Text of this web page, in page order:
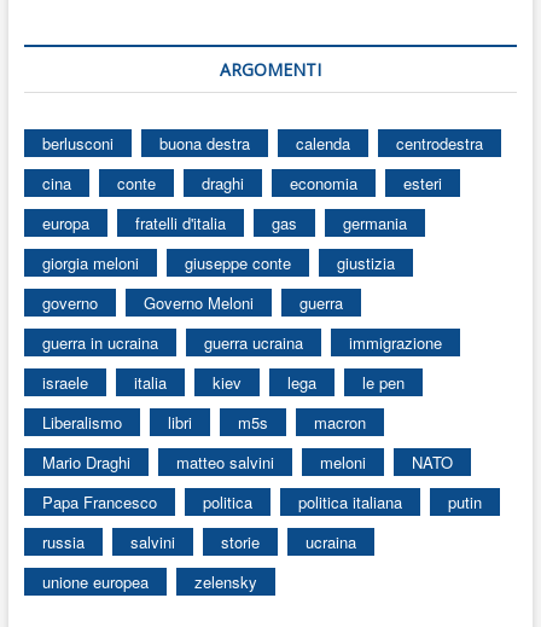
ARGOMENTI
berlusconi buona destra calenda
centrodestra
cina
conte draghi economia
esteri
europa
fratelli d'italia gas
germania
giorgia meloni
giuseppe conte
giustizia
governo
Governo Meloni
guerra
guerra in ucraina
guerra ucraina
immigrazione
israele
italia kiev lega
le pen
Liberalismo
libri m5s
macron
Mario Draghi
matteo salvini meloni
NATO
Papa Francesco
politica politica italiana
putin
russia
salvini storie
ucraina
unione europea
zelensky